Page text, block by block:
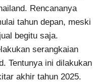
Rencananya
tahun depan, meski
begitu saja.
serangkaian
Tentunya ini dilakukan
akhir tahun 2025.